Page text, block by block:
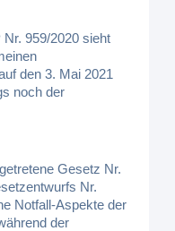
959/2020 sieht
den 3. Mai 2021
noch der
Gesetz Nr.
Nr.
Notfall-Aspekte der
der